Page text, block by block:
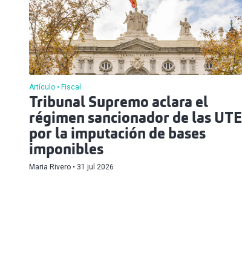
Artículo Fiscal
Tribunal Supremo aclara el
régimen sancionador de las UTE
por la imputación de bases
imponibles
Maria Rivero 31 jul 2026